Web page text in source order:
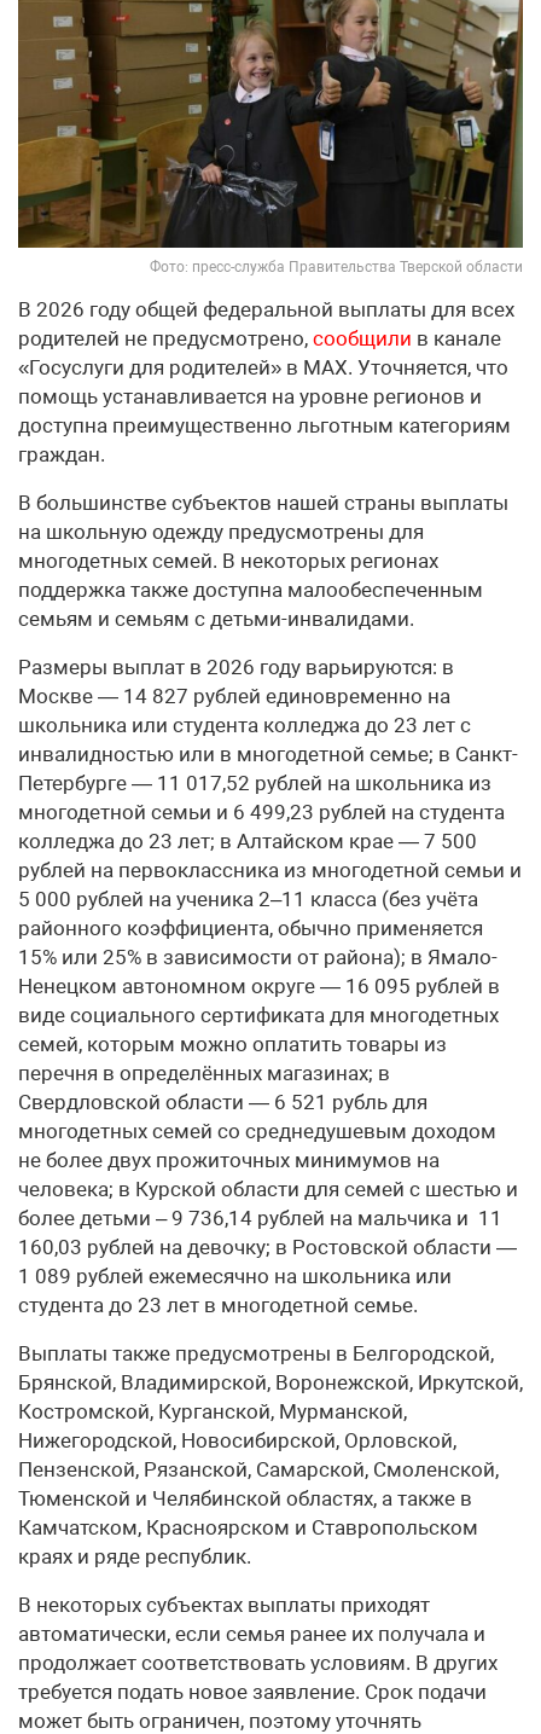
Фото: пресс-служба Правительства Тверской области
В 2026 году общей федеральной выплаты для всех
родителей не предусмотрено, сообщили в канале
«Госуслуги для родителей» в МАХ. Уточняется, что
помощь устанавливается на уровне регионов и
доступна преимущественно льготным категориям
граждан.
В большинстве субъектов нашей страны выплаты
на школьную одежду предусмотрены для
многодетных семей. В некоторых регионах
поддержка также доступна малообеспеченным
семьям и семьям с детьми-инвалидами.
Размеры выплат в 2026 году варьируются: в
Москве — 14 827 рублей единовременно на
школьника или студента колледжа до 23 лет с
инвалидностью или в многодетной семье; в Санкт-
Петербурге — 11 017,52 рублей на школьника из
многодетной семьи и 6 499,23 рублей на студента
колледжа до 23 лет; в Алтайском крае — 7 500
рублей на первоклассника из многодетной семьи и
5 000 рублей на ученика 2–11 класса (без учёта
районного коэффициента, обычно применяется
15% или 25% в зависимости от района); в Ямало-
Ненецком автономном округе — 16 095 рублей в
виде социального сертификата для многодетных
семей, которым можно оплатить товары из
перечня в определённых магазинах; в
Свердловской области — 6 521 рубль для
многодетных семей со среднедушевым доходом
не более двух прожиточных минимумов на
человека; в Курской области для семей с шестью и
более детьми – 9 736,14 рублей на мальчика и 11
160,03 рублей на девочку; в Ростовской области —
1 089 рублей ежемесячно на школьника или
студента до 23 лет в многодетной семье.
Выплаты также предусмотрены в Белгородской,
Брянской, Владимирской, Воронежской, Иркутской,
Костромской, Курганской, Мурманской,
Нижегородской, Новосибирской, Орловской,
Пензенской, Рязанской, Самарской, Смоленской,
Тюменской и Челябинской областях, а также в
Камчатском, Красноярском и Ставропольском
краях и ряде республик.
В некоторых субъектах выплаты приходят
автоматически, если семья ранее их получала и
продолжает соответствовать условиям. В других
требуется подать новое заявление. Срок подачи
может быть ограничен, поэтому уточнять